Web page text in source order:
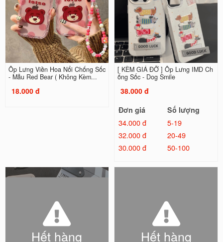
Ốp Lưng Viền Hoa Nổi Chống Sốc
- Mẫu Red Bear ( Không Kèm...
18.000 đ
[ KÈM GIÁ ĐỠ ] Ốp Lưng IMD Ch
ống Sốc - Dog Smile
38.000 đ
Đơn giá
Số lượng
34.000 đ
5-19
32.000 đ
20-49
30.000 đ
50-100
Hết hàng Hết hàng